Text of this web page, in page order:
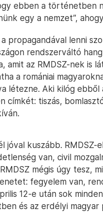
ebben a történetben
egy a nemzet”,
propagandával lenni
rendszerváltó
amit az RMDSZ-nek is
a romániai
létezne. Aki kilóg
címkét: tiszás,
jóval kuszább.
van, civil
mégis úgy tesz,
fegyelem van,
12-e után sok
és az erdélyi magyar